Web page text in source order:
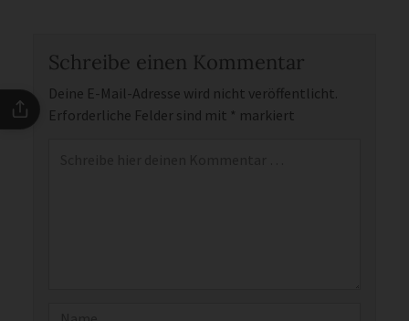
Schreibe einen Kommentar
Deine E-Mail-Adresse wird nicht veröffentlicht.
Erforderliche Felder sind mit * markiert